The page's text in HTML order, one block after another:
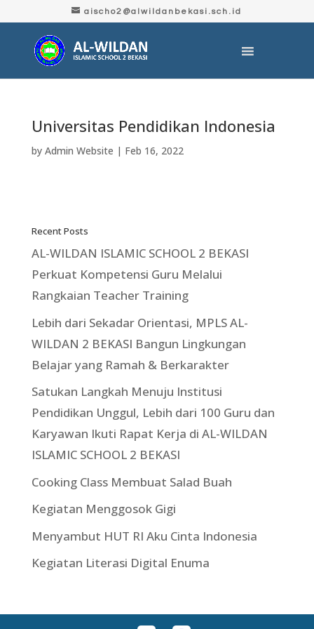
aischo2@alwildanbekasi.sch.id
Universitas Pendidikan Indonesia
by Admin Website | Feb 16, 2022
Recent Posts
AL-WILDAN ISLAMIC SCHOOL 2 BEKASI
Perkuat Kompetensi Guru Melalui
Rangkaian Teacher Training
Lebih dari Sekadar Orientasi, MPLS AL-
WILDAN 2 BEKASI Bangun Lingkungan
Belajar yang Ramah & Berkarakter
Satukan Langkah Menuju Institusi
Pendidikan Unggul, Lebih dari 100 Guru dan
Karyawan Ikuti Rapat Kerja di AL-WILDAN
ISLAMIC SCHOOL 2 BEKASI
Cooking Class Membuat Salad Buah
Kegiatan Menggosok Gigi
Menyambut HUT RI Aku Cinta Indonesia
Kegiatan Literasi Digital Enuma